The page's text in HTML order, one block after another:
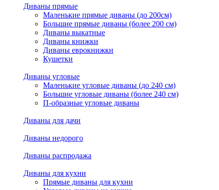
Диваны прямые
Маленькие прямые диваны (до 200см)
Большие прямые диваны (более 200 см)
Диваны выкатные
Диваны книжки
Диваны еврокнижки
Кушетки
Диваны угловые
Маленькие угловые диваны (до 240 см)
Большие угловые диваны (более 240 см)
П-образные угловые диваны
Диваны для дачи
Диваны недорого
Диваны распродажа
Диваны для кухни
Прямые диваны для кухни